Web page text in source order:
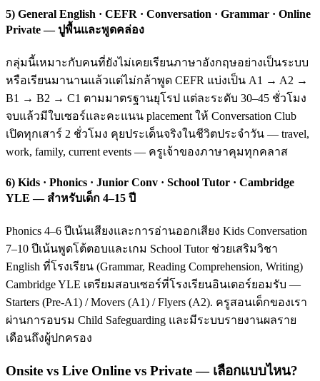
5) General English · CEFR · Conversation · Grammar · Online
Private — ปูพื้นและพูดคล่อง
กลุ่มนี้เหมาะกับคนที่ยังไม่เคยเรียนภาษาอังกฤษอย่างเป็นระบบ
หรือเรียนมานานแล้วแต่ไม่กล้าพูด CEFR แบ่งเป็น A1 → A2 →
B1 → B2 → C1 ตามมาตรฐานยุโรป แต่ละระดับ 30–45 ชั่วโมง
จบแล้วมีใบเซอร์และคะแนน placement ให้ Conversation Club
เปิดทุกเสาร์ 2 ชั่วโมง คุยประเด็นจริงในชีวิตประจำวัน — travel,
work, family, current events — ครูเจ้าของภาษาคุมทุกคลาส
6) Kids · Phonics · Junior Conv · School Tutor · Cambridge
YLE — สำหรับเด็ก 4–15 ปี
Phonics 4–6 ปีเน้นเสียงและการอ่านออกเสียง Kids Conversation
7–10 ปีเน้นพูดโต้ตอบและเกม School Tutor ช่วยเสริมวิชา
English ที่โรงเรียน (Grammar, Reading Comprehension, Writing)
Cambridge YLE เตรียมสอบเซอร์ที่โรงเรียนอินเตอร์ยอมรับ —
Starters (Pre-A1) / Movers (A1) / Flyers (A2). ครูสอนเด็กของเรา
ผ่านการอบรม Child Safeguarding และมีระบบรายงานผลราย
เดือนถึงผู้ปกครอง
Onsite vs Live Online vs Private — เลือกแบบไหน?